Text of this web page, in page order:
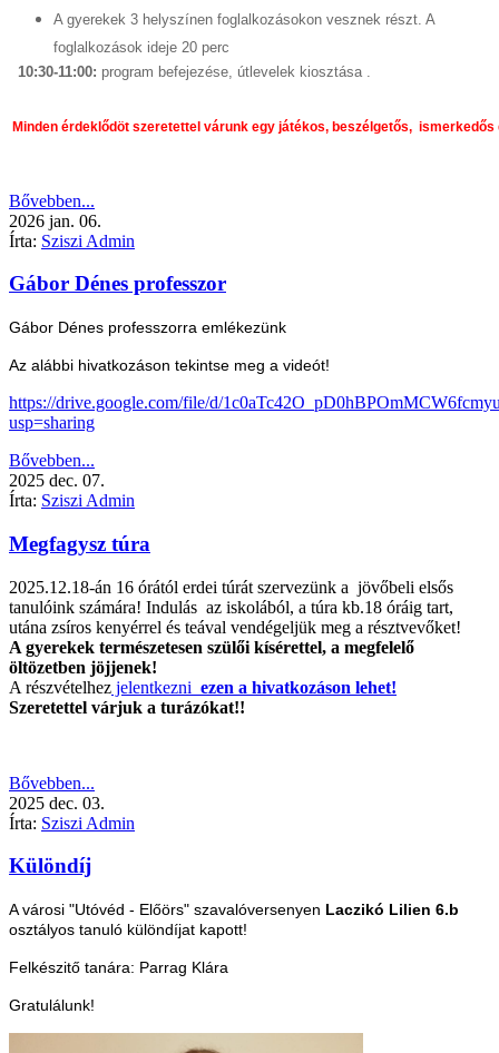
A gyerekek 3 helyszínen foglalkozásokon vesznek részt. A
foglalkozások ideje 20 perc
10:30-11:00: program befejezése, útlevelek kiosztása .
Minden érdeklődöt szeretettel várunk egy játékos, beszélgetős,  ismerkedős
Bővebben...
2026 jan. 06.
Írta: Sziszi Admin
Gábor Dénes professzor
Gábor Dénes professzorra emlékezünk
Az alábbi hivatkozáson tekintse meg a videót!
https://drive.google.com/file/d/
usp=sharing
Bővebben...
2025 dec. 07.
Írta: Sziszi Admin
Megfagysz túra
2025.12.18-án 16 órától erdei túrát szervezünk a jövőbeli elsős
tanulóink számára! Indulás az iskolából, a túra kb.18 óráig tart,
utána zsíros kenyérrel és teával vendégeljük meg a résztvevőket!
A gyerekek természetesen szülői kísérettel, a megfelelő
öltözetben jöjjenek!
A részvételhez jelentkezni ezen a hivatkozáson lehet!
Szeretettel várjuk a turázókat!!
Bővebben...
2025 dec. 03.
Írta: Sziszi Admin
Különdíj
A városi "Utóvéd - Előörs" szavalóversenyen Laczikó Lilien 6.b
osztályos tanuló különdíjat kapott!
Felkészitő tanára: Parrag Klára
Gratulálunk!